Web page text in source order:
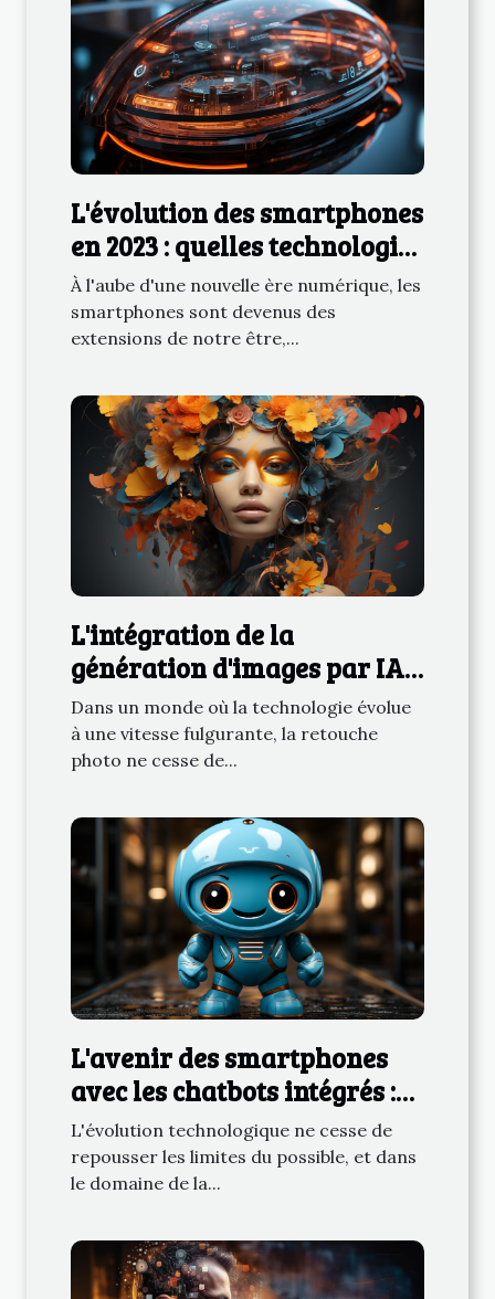
L'évolution des smartphones
en 2023 : quelles technologies
transforment notre
quotidien ?
À l'aube d'une nouvelle ère numérique, les
smartphones sont devenus des
extensions de notre être,...
L'intégration de la
génération d'images par IA
dans les applications de
retouche photo
Dans un monde où la technologie évolue
à une vitesse fulgurante, la retouche
photo ne cesse de...
L'avenir des smartphones
avec les chatbots intégrés :
quelles perspectives ?
L'évolution technologique ne cesse de
repousser les limites du possible, et dans
le domaine de la...